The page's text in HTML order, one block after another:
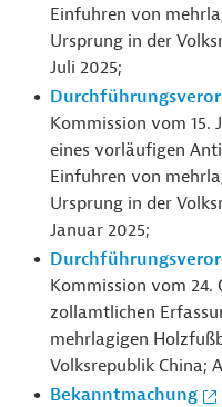
Einfuhren von
Ursprung in der
Juli 2025;
Kommission vom 15.
eines vorläufigen
Einfuhren von
Ursprung in der
Januar 2025;
Kommission vom 24.
zollamtlichen
mehrlagigen
Volksrepublik China;
Bekanntmachung